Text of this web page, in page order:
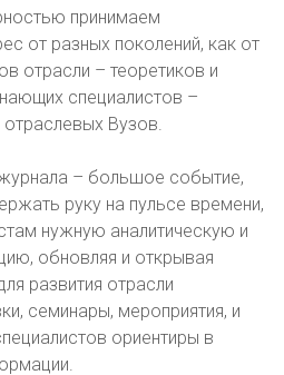
принимаем
от разных поколений, как от
отрасли – теоретиков и
специалистов –
отраслевых Вузов.
– большое событие,
руку на пульсе времени,
нужную аналитическую и
обновляя и открывая
развития отрасли
семинары, мероприятия, и
ориентиры в